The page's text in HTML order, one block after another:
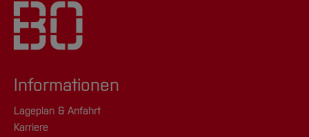
Informationen
Lageplan & Anfahrt
Karriere